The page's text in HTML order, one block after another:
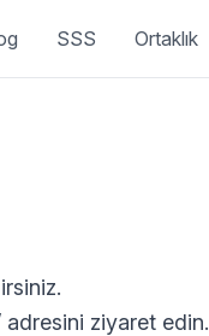
SSS Ortaklık
ziyaret edin.